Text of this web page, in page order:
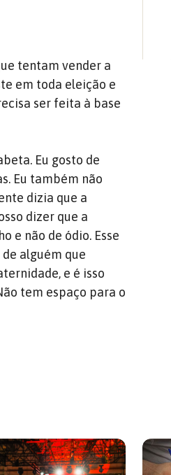
tentam vender a
em toda eleição e
ser feita à base
Eu gosto de
Eu também não
dizia que a
dizer que a
e não de ódio. Esse
alguém que
e é isso
tem espaço para o